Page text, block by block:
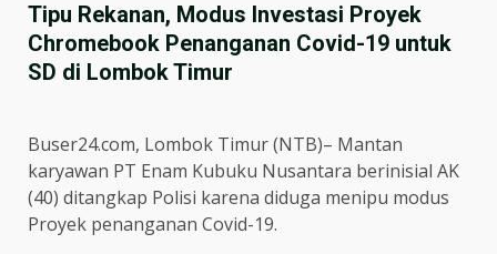
Tipu Rekanan, Modus Investasi Proyek
Chromebook Penanganan Covid-19 untuk
SD di Lombok Timur
Buser24.com, Lombok Timur (NTB)– Mantan
karyawan PT Enam Kubuku Nusantara berinisial AK
(40) ditangkap Polisi karena diduga menipu modus
Proyek penanganan Covid-19.